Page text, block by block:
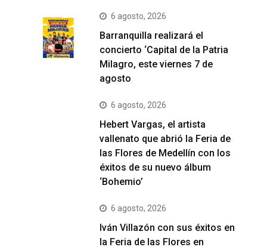
6 agosto, 2026
Barranquilla realizará el
concierto ‘Capital de la Patria
Milagro, este viernes 7 de
agosto
6 agosto, 2026
Hebert Vargas, el artista
vallenato que abrió la Feria de
las Flores de Medellín con los
éxitos de su nuevo álbum
‘Bohemio’
6 agosto, 2026
Iván Villazón con sus éxitos en
la Feria de las Flores en